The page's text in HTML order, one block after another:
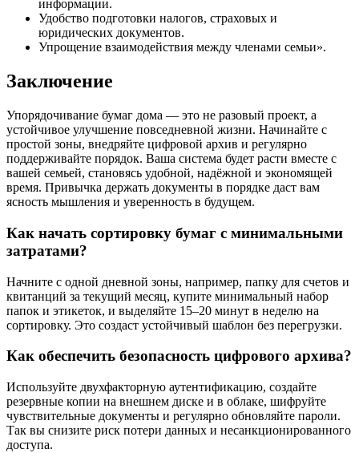
информации.
Удобство подготовки налогов, страховых и
юридических документов.
Упрощение взаимодействия между членами семьи».
Заключение
Упорядочивание бумаг дома — это не разовый проект, а
устойчивое улучшение повседневной жизни. Начинайте с
простой зоны, внедряйте цифровой архив и регулярно
поддерживайте порядок. Ваша система будет расти вместе с
вашей семьей, становясь удобной, надёжной и экономящей
время. Привычка держать документы в порядке даст вам
ясность мышления и уверенность в будущем.
Как начать сортировку бумаг с минимальными
затратами?
Начните с одной дневной зоны, например, папку для счетов и
квитанций за текущий месяц, купите минимальный набор
папок и этикеток, и выделяйте 15–20 минут в неделю на
сортировку. Это создаст устойчивый шаблон без перегрузки.
Как обеспечить безопасность цифрового архива?
Используйте двухфакторную аутентификацию, создайте
резервные копии на внешнем диске и в облаке, шифруйте
чувствительные документы и регулярно обновляйте пароли.
Так вы снизите риск потери данных и несанкционированного
доступа.